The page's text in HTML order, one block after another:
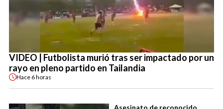
VIDEO | Futbolista murió tras ser impactado por un
rayo en pleno partido en Tailandia
Hace 6 horas